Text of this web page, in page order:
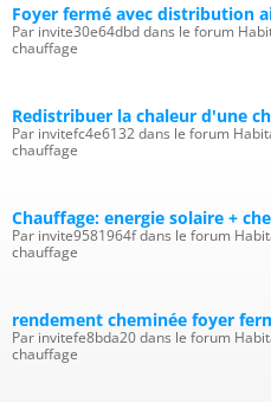
Foyer fermé avec distribution
Par invite30e64dbd dans le forum
chauffage
Redistribuer la chaleur d'une
Par invitefc4e6132 dans le forum
chauffage
Chauffage: energie solaire +
Par invite9581964f dans le forum
chauffage
rendement cheminée foyer
Par invitefe8bda20 dans le forum
chauffage